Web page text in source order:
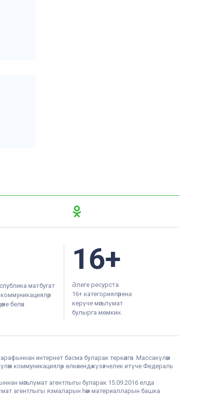
матбугат
коммуникацияләр
белән
16+
Әлеге ресурста
16+ категорияләренә
керүче мәгълүмат
булырга мөмкин.
интернет басма буларак теркәлгән. Массакүләм
коммуникацияләр өлкәсендә күзәтчелек итүче Федераль
мәгълүмат агентлыгы буларак 15.09.2016 елда
агентлыгы язмаларын һәм материалларын башка